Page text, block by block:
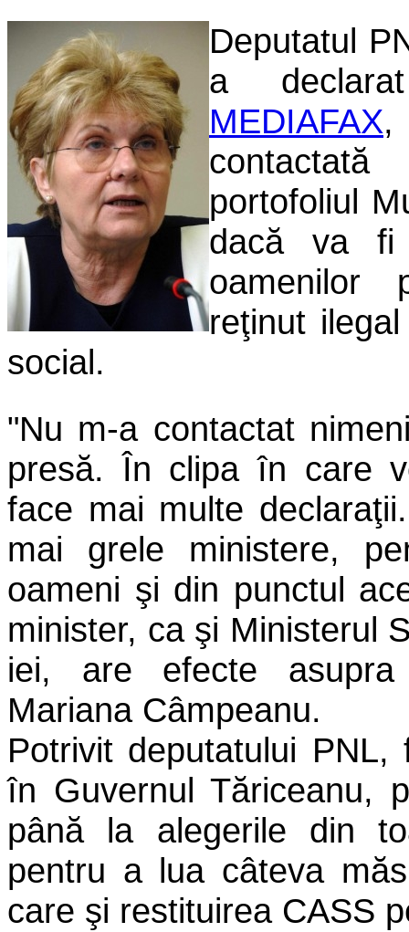
Deputatul
a
MEDIAFAX
portofoliul
dacă va fi
oamenilor
reţinut
social.
"Nu m-a contactat
presă. În clipa în care
face mai multe
mai grele ministere,
oameni şi din punctul
minister, ca şi Ministerul
iei, are efecte
Mariana Câmpeanu.
Potrivit deputatului
în Guvernul Tăriceanu,
până la alegerile din
pentru a lua câteva
care şi restituirea CASS